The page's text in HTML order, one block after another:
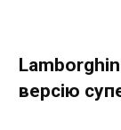
версію